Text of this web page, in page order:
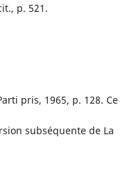
p. 521.
pris, 1965, p. 128. Ce
subséquente de La